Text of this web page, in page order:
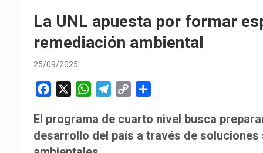
La UNL apuesta por formar
remediación ambiental
25/09/2025
c
e
b
W
a
t
s
l
e
p
y
m
p
El programa de cuarto nivel busca
desarrollo del país a través de